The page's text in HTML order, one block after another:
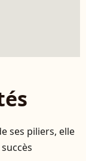
ses piliers, elle